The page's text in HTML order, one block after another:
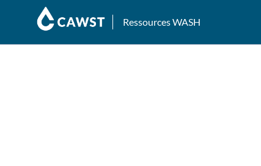
Ressources WASH